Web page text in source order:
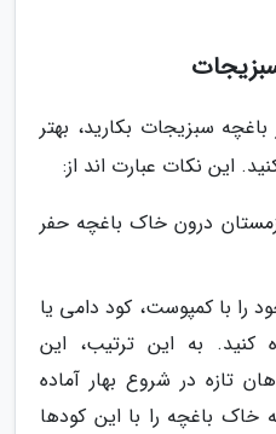
سبزیجات بکارید، بهتر
این نکات عبارت اند از:
درون خاک باغچه حفر
را با کمپوست، کود دامی یا
کنید. به این ترتیب، این
تازه در شروع بهار آماده
خاک باغچه را با این کودها